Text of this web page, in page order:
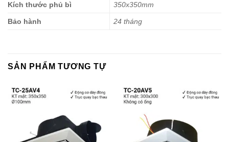
Kích thước phủ bì 350x350mm
Bảo hành 24 tháng
SẢN PHẨM TƯƠNG TỰ